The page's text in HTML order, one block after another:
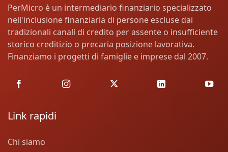
PerMicro è un intermediario finanziario specializzato
nell'inclusione finanziaria di persone escluse dai
tradizionali canali di credito per assente o insufficiente
storico creditizio o precaria posizione lavorativa.
Finanziamo i progetti di famiglie e imprese dal 2007.
Link rapidi
Chi siamo